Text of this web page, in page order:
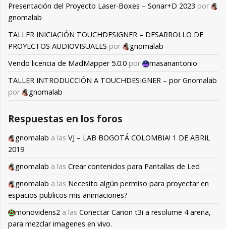
Presentación del Proyecto Laser-Boxes – Sonar+D 2023 por
gnomalab
TALLER INICIACIÓN TOUCHDESIGNER – DESARROLLO DE
PROYECTOS AUDIOVISUALES por
gnomalab
Vendo licencia de MadMapper 5.0.0 por
masanantonio
TALLER INTRODUCCIÓN A TOUCHDESIGNER – por Gnomalab
por
gnomalab
Respuestas en los foros
gnomalab a las VJ – LAB BOGOTÁ COLOMBIA! 1 DE ABRIL
2019
gnomalab a las Crear contenidos para Pantallas de Led
gnomalab a las Necesito algún permiso para proyectar en
espacios publicos mis animaciones?
monovidens2 a las Conectar Canon t3i a resolume 4 arena,
para mezclar imagenes en vivo.